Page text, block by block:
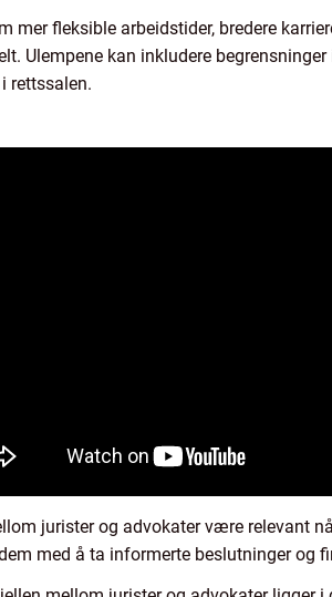
mer fleksible arbeidstider, bredere
Ulempene kan inkludere
rettssalen.
jurister og advokater være relevant
med å ta informerte beslutninger og